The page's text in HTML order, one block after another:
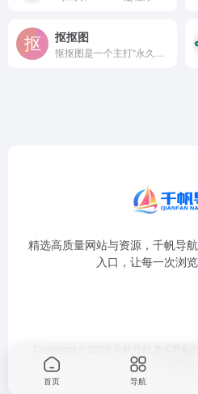
抠抠图
精选高质量网站与资源，千帆导
入口，让每一次浏
首页 导航